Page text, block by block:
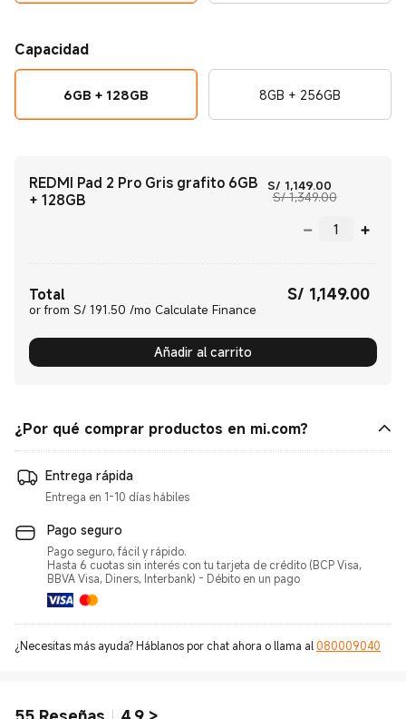
Capacidad
6GB + 128GB 8GB + 256GB
REDMI Pad 2 Pro Gris grafito 6GB
+ 128GB
S/ 1,149.00Current
S/ 1,349.00Precio de
Total S/ 1,149.00
or from S/ 191.50 /mo Calculate Finance
Añadir al carrito
¿Por qué comprar productos en mi.com?
Entrega rápida
Entrega en 1-10 días hábiles
Pago seguro
Pago seguro, fácil y rápido.
Hasta 6 cuotas sin interés con tu tarjeta de crédito (BCP Visa,
BBVA Visa, Diners, Interbank) - Débito en un pago
¿Necesitas más ayuda? Háblanos por chat ahora o llama al 080009040